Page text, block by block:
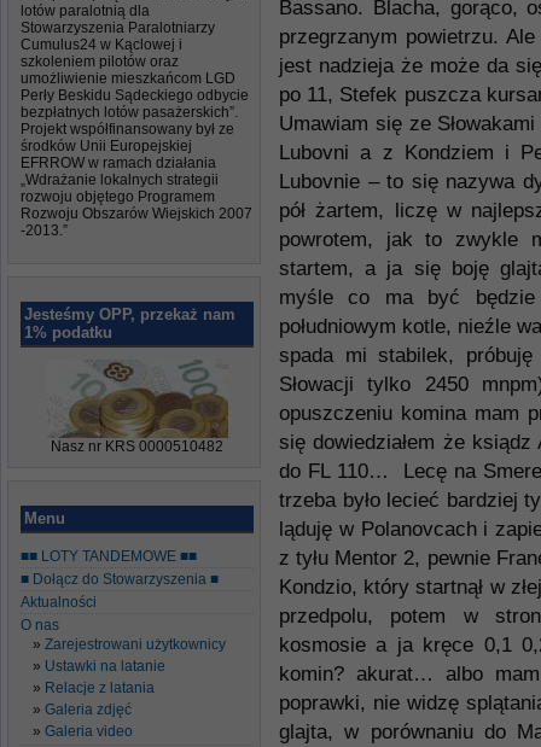
lotów paralotnią dla
Stowarzyszenia Paralotniarzy
Cumulus24 w Kąclowej i
szkoleniem pilotów oraz
umożliwienie mieszkańcom LGD
Perły Beskidu Sądeckiego odbycie
bezpłatnych lotów pasażerskich”.
Projekt współfinansowany był ze
środków Unii Europejskiej
EFRROW w ramach działania
„Wdrażanie lokalnych strategii
rozwoju objętego Programem
Rozwoju Obszarów Wiejskich 2007
-2013.”
Jesteśmy OPP, przekaż nam
1% podatku
Nasz nr KRS 0000510482
Menu
■■ LOTY TANDEMOWE ■■
■ Dołącz do Stowarzyszenia ■
Aktualności
O nas
Zarejestrowani użytkownicy
Ustawki na latanie
Relacje z latania
Galeria zdjęć
Galeria video
Bassano. Blacha, gorąco,
przegrzanym powietrzu.
jest nadzieja że może da
po 11, Stefek puszcza
Umawiam się ze
Lubovni a z Kondziem i
Lubovnie – to się nazywa
pół żartem, liczę w
powrotem, jak to zwykle
startem, a ja się boję
myśle co ma być
południowym kotle, nieźle
spada mi stabilek,
Słowacji tylko 2450
opuszczeniu komina mam
się dowiedziałem że ksiądz
do FL 110… Lecę na
trzeba było lecieć bardziej
ląduję w Polanovcach i
z tyłu Mentor 2, pewnie
Kondzio, który startnął w
przedpolu, potem w
kosmosie a ja kręce 0,1
komin? akurat… albo
poprawki, nie widzę
glajta, w porównaniu do